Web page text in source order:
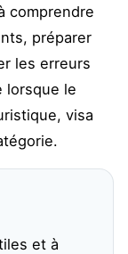
comprendre
préparer
les erreurs
lorsque le
visa
et à